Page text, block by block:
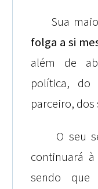
Sua
folga a si
além de
política, do
parceiro, dos
O seu
continuará
sendo